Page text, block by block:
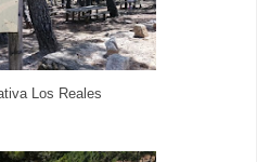
Los Reales